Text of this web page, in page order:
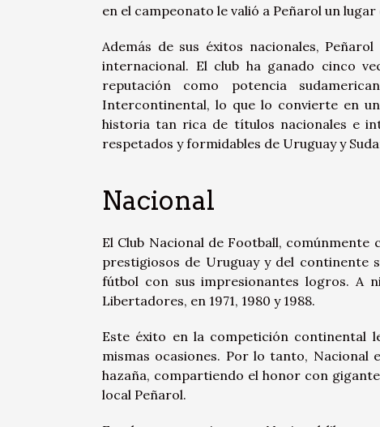
en el campeonato le valió a Peñarol un
Además de sus éxitos nacionales,
internacional. El club ha ganado cinco
reputación como potencia
Intercontinental, lo que lo convierte en
historia tan rica de títulos nacionales e
respetados y formidables de Uruguay y
Nacional
El Club Nacional de Football,
prestigiosos de Uruguay y del continente
fútbol con sus impresionantes logros. A
Libertadores, en 1971, 1980 y 1988.
Este éxito en la competición continental
mismas ocasiones. Por lo tanto, Nacional
hazaña, compartiendo el honor con
local Peñarol.